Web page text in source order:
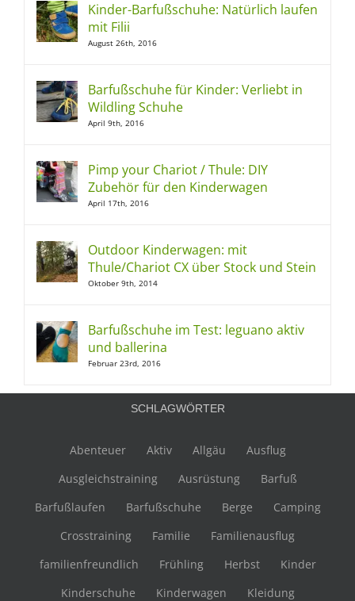
Kinder-Barfußschuhe: Natürlich laufen
mit Filii
August 26th, 2016
Barfußschuhe für Kinder: Verliebt in
Wildling Schuhe
April 9th, 2016
Pimp your Chariot / Thule: DIY
Zubehör für den Kinderwagen
April 17th, 2016
Outdoor Kinderwagen: mit
Thule/Chariot CX über Stock und Stein
Oktober 9th, 2014
Barfußschuhe im Test: leguano aktiv
und ballerina
Februar 23rd, 2016
SCHLAGWÖRTER
Abenteuer Aktiv Allgäu
Ausflug
Ausgleichstraining
Ausrüstung
Barfuß
Barfußlaufen
Barfußschuhe Berge
Camping
Crosstraining
Familie
Familienausflug
familienfreundlich
Frühling Herbst
Kinder
Kinderschuhe
Kinderwagen
Kleidung